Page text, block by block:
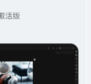
活版